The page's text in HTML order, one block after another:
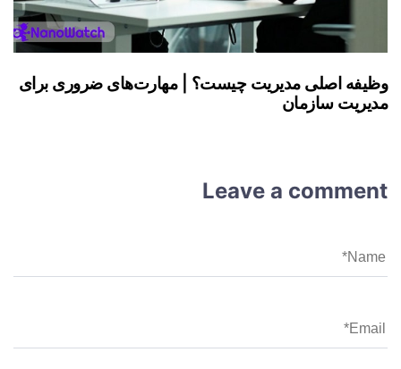
وظیفه اصلی مدیریت چیست؟ | مهارت‌های ضروری برای
مدیریت سازمان
Leave a comment